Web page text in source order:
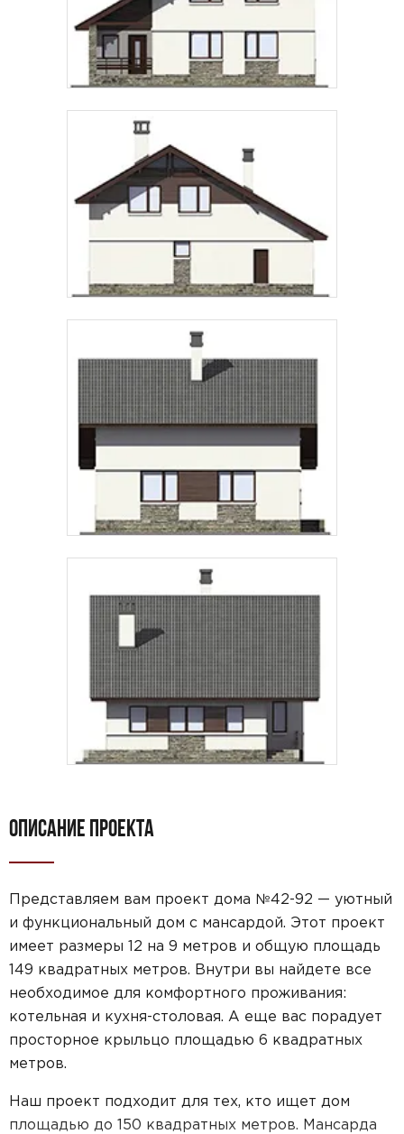
ОПИСАНИЕ ПРОЕКТА
Представляем вам проект дома №42-92 — уютный
и функциональный дом с мансардой. Этот проект
имеет размеры 12 на 9 метров и общую площадь
149 квадратных метров. Внутри вы найдете все
необходимое для комфортного проживания:
котельная и кухня-столовая. А еще вас порадует
просторное крыльцо площадью 6 квадратных
метров.
Наш проект подходит для тех, кто ищет дом
площадью до 150 квадратных метров. Мансарда
Предпочтительный способ связи:
Звонок
Telegram MAX
согласие на обработку персональных данных
подтверждаю, что ознакомлен(а) с
обработки персональных данных